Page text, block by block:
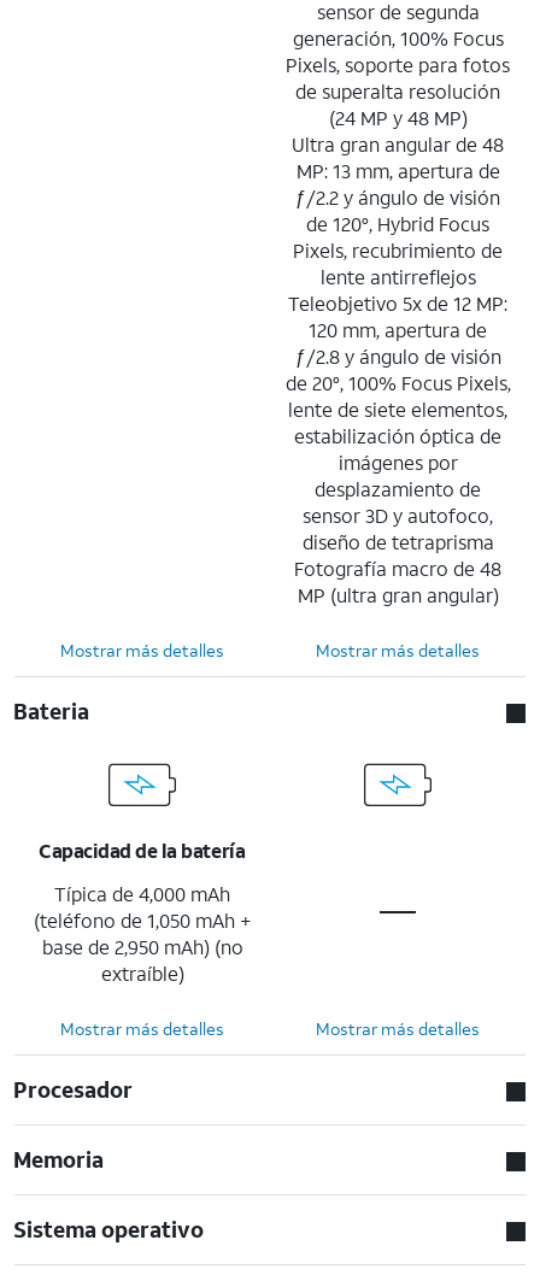
sensor de segunda
generación, 100% Focus
Pixels, soporte para fotos
de superalta resolución
(24 MP y 48 MP)
Ultra gran angular de 48
MP: 13 mm, apertura de
ƒ/2.2 y ángulo de visión
de 120°, Hybrid Focus
Pixels, recubrimiento de
lente antirreflejos
Teleobjetivo 5x de 12 MP:
120 mm, apertura de
ƒ/2.8 y ángulo de visión
de 20°, 100% Focus Pixels,
lente de siete elementos,
estabilización óptica de
imágenes por
desplazamiento de
sensor 3D y autofoco,
diseño de tetraprisma
Fotografía macro de 48
MP (ultra gran angular)
Mostrar más detalles Mostrar más detalles
Bateria
Capacidad de la batería
Típica de 4,000 mAh
(teléfono de 1,050 mAh +
base de 2,950 mAh) (no
extraíble)
Mostrar más detalles Mostrar más detalles
Procesador
Memoria
Sistema operativo